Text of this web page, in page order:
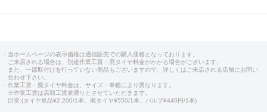
・当ホームページの表示価格は通信販売での購入価格となっております。
ご来店される場合は、別途作業工賃・廃タイヤ料金がかかる場合がございます。
また、一部取付けを行っていない商品もございますので、詳しくはご来店される店舗にお問い
合わせ下さい。
・作業工賃・廃タイヤ料金は、サイズ・車種により異なります。
※作業工賃は店頭工賃表通りとさせていただきます。
目安:(タイヤ単品¥2,200/1本、廃タイヤ¥550/1本、バルブ¥440円/1本)